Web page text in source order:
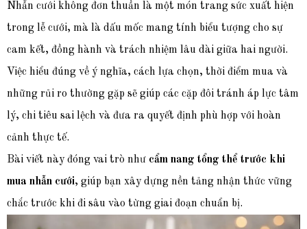
Nhẫn cưới không đơn thuần là một món trang sức xuất hiện
trong lễ cưới, mà là dấu mốc mang tính biểu tượng cho sự
cam kết, đồng hành và trách nhiệm lâu dài giữa hai người.
Việc hiểu đúng về ý nghĩa, cách lựa chọn, thời điểm mua và
những rủi ro thường gặp sẽ giúp các cặp đôi tránh áp lực tâm
lý, chi tiêu sai lệch và đưa ra quyết định phù hợp với hoàn
cảnh thực tế.
Bài viết này đóng vai trò như cẩm nang tổng thể trước khi
mua nhẫn cưới, giúp bạn xây dựng nền tảng nhận thức vững
chắc trước khi đi sâu vào từng giai đoạn chuẩn bị.